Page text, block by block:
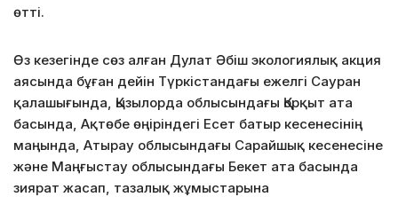
өтті.
Өз кезегінде сөз алған Дулат Әбіш экологиялық акция
аясында бұған дейін Түркістандағы ежелгі Сауран
қалашығында, Қызылорда облысындағы Қорқыт ата
басында, Ақтөбе өңіріндегі Есет батыр кесенесінің
маңында, Атырау облысындағы Сарайшық кесенесіне
және Маңғыстау облысындағы Бекет ата басында
зиярат жасап, тазалық жұмыстарына